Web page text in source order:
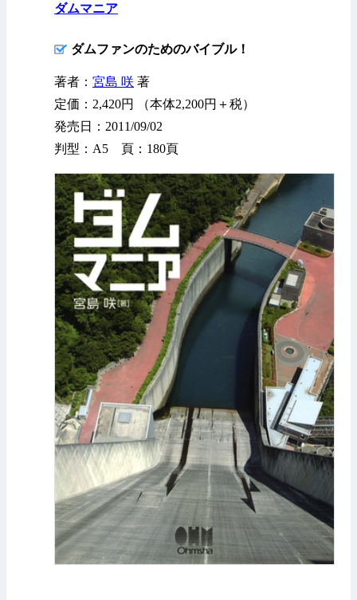
ダムマニア
ダムファンのためのバイブル！
著者： 宮島 咲 著
定価：2,420円 （本体2,200円＋税）
発売日：2011/09/02
判型：A5 頁：180頁